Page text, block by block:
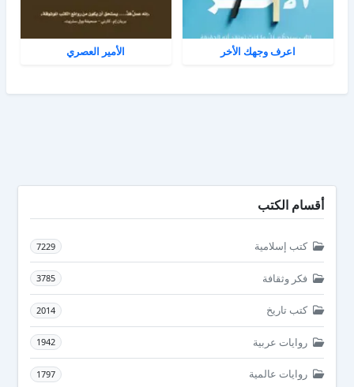
اعرف وجهك الأخر الأمير العصري
أقسام الكتب
كتب إسلامية 7229
فكر وثقافة 3785
كتب تاريخ 2014
روايات عربية 1942
روايات عالمية 1797